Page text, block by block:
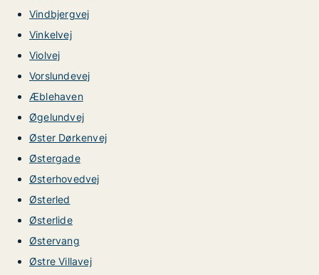
Vindbjergvej
Vinkelvej
Violvej
Vorslundevej
Æblehaven
Øgelundvej
Øster Dørkenvej
Østergade
Østerhovedvej
Østerled
Østerlide
Østervang
Østre Villavej